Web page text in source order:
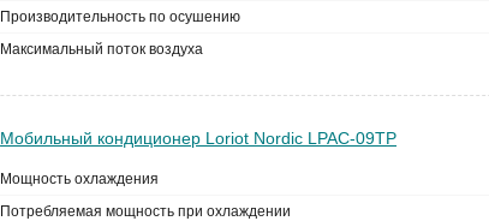
Производительность по осушению
Максимальный поток воздуха
Мобильный кондиционер Loriot Nordic LPAC-09TP
Мощность охлаждения
Потребляемая мощность при охлаждении